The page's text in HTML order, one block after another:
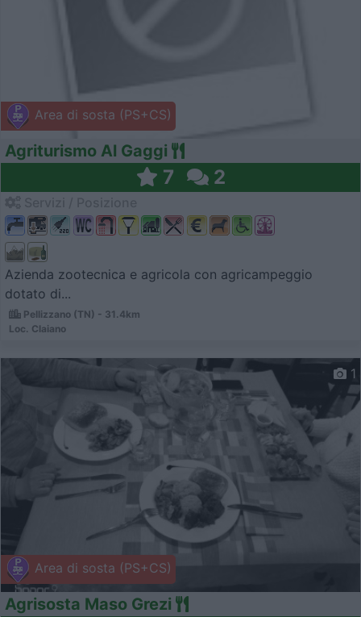
Area di sosta (PS+CS)
Agriturismo Al Gaggi
7 2
Azienda zootecnica e agricola con agricampeggio
dotato di...
Pellizzano (TN) - 31.4km
Loc. Claiano
Area di sosta (PS+CS)
1
Agrisosta Maso Grezi